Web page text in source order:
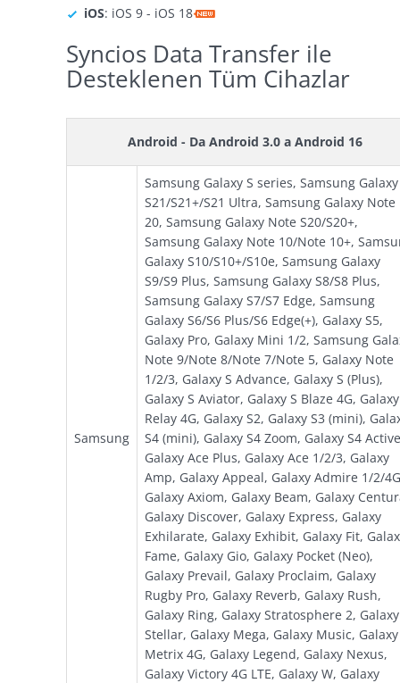
iOS: iOS 9 - iOS 18
Syncios Data Transfer ile
Desteklenen Tüm Cihazlar
Android - Da Android 3.0 a Android 16
Samsung
Samsung Galaxy S series, Samsung Galaxy
S21/S21+/S21 Ultra, Samsung Galaxy Note
20, Samsung Galaxy Note S20/S20+,
Samsung Galaxy Note 10/Note 10+,
Galaxy S10/S10+/S10e, Samsung Galaxy
S9/S9 Plus, Samsung Galaxy S8/S8 Plus,
Samsung Galaxy S7/S7 Edge, Samsung
Galaxy S6/S6 Plus/S6 Edge(+), Galaxy S5,
Galaxy Pro, Galaxy Mini 1/2, Samsung
Note 9/Note 8/Note 7/Note 5, Galaxy Note
1/2/3, Galaxy S Advance, Galaxy S (Plus),
Galaxy S Aviator, Galaxy S Blaze 4G,
Relay 4G, Galaxy S2, Galaxy S3 (mini),
S4 (mini), Galaxy S4 Zoom, Galaxy S4
Galaxy Ace Plus, Galaxy Ace 1/2/3, Galaxy
Amp, Galaxy Appeal, Galaxy Admire 1/2/
Galaxy Axiom, Galaxy Beam, Galaxy
Galaxy Discover, Galaxy Express, Galaxy
Exhilarate, Galaxy Exhibit, Galaxy Fit,
Fame, Galaxy Gio, Galaxy Pocket (Neo),
Galaxy Prevail, Galaxy Proclaim, Galaxy
Rugby Pro, Galaxy Reverb, Galaxy Rush,
Galaxy Ring, Galaxy Stratosphere 2, Galaxy
Stellar, Galaxy Mega, Galaxy Music, Galaxy
Metrix 4G, Galaxy Legend, Galaxy Nexus,
Galaxy Victory 4G LTE, Galaxy W, Galaxy